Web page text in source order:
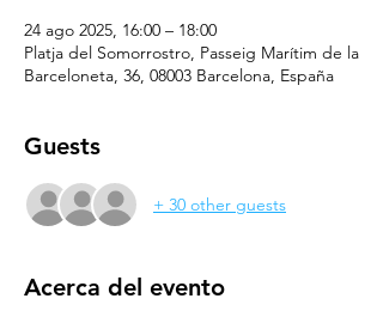
24 ago 2025, 16:00 – 18:00
Platja del Somorrostro, Passeig Marítim de la
Barceloneta, 36, 08003 Barcelona, España
Guests
+ 30 other guests
Acerca del evento